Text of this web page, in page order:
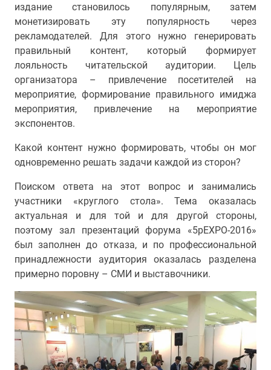
издание становилось популярным, затем
монетизировать эту популярность через
рекламодателей. Для этого нужно генерировать
правильный контент, который формирует
лояльность читательской аудитории. Цель
организатора – привлечение посетителей на
мероприятие, формирование правильного имиджа
мероприятия, привлечение на мероприятие
экспонентов.
Какой контент нужно формировать, чтобы он мог
одновременно решать задачи каждой из сторон?
Поиском ответа на этот вопрос и занимались
участники «круглого стола». Тема оказалась
актуальная и для той и для другой стороны,
поэтому зал презентаций форума «5pEXPO-2016»
был заполнен до отказа, и по профессиональной
принадлежности аудитория оказалась разделена
примерно поровну – СМИ и выставочники.